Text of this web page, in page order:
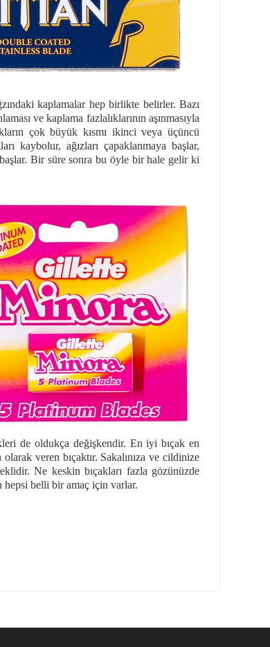
kaplamalar hep birlikte belirler. Bazı
ve kaplama fazlalıklarının aşınmasıyla
çok büyük kısmı ikinci veya üçüncü
kaybolur, ağızları çapaklanmaya başlar,
Bir süre sonra bu öyle bir hale gelir ki
de oldukça değişkendir. En iyi bıçak en
veren bıçaktır. Sakalınıza ve cildinize
Ne keskin bıçakları fazla gözünüzde
hepsi belli bir amaç için varlar.